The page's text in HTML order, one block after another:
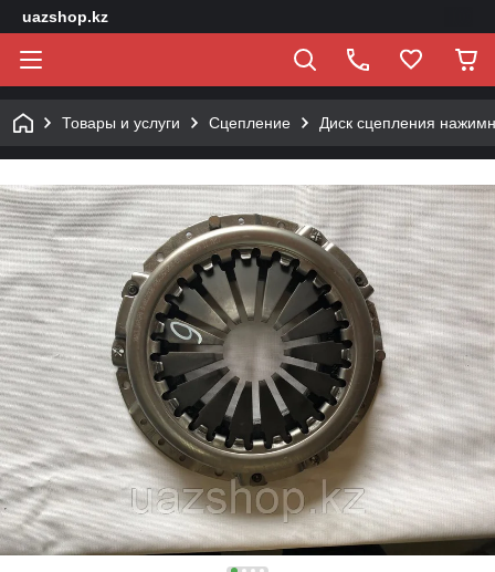
uazshop.kz
Товары и услуги Сцепление Диск сцепления